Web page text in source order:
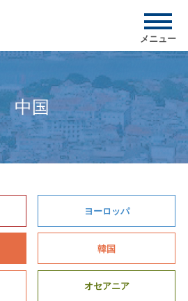
メニュー
中国
ヨーロッパ
韓国
オセアニア